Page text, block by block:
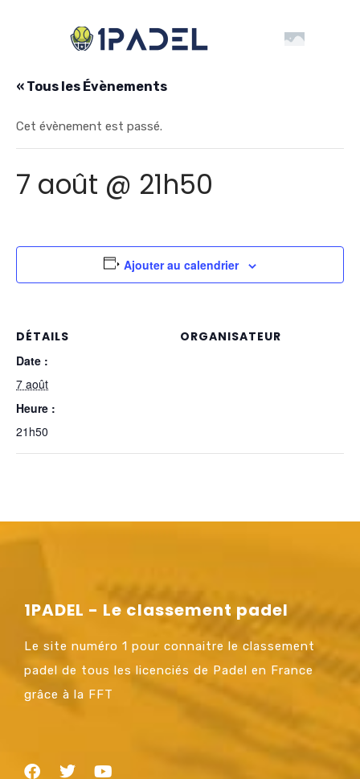
« Tous les Évènements
Cet évènement est passé.
7 août @ 21h50
Ajouter au calendrier
DÉTAILS
Date :
7 août
Heure :
21h50
ORGANISATEUR
1PADEL - Le classement padel
Le site numéro 1 pour connaitre le classement
padel de tous les licenciés de Padel en France
grâce à la FFT